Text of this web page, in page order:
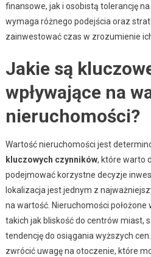
finansowe, jak i osobistą tolerancję
wymaga różnego podejścia oraz
zainwestować czas w zrozumienie
Jakie są
wpływające na
nieruchomości?
Wartość nieruchomości jest
kluczowych czynników, które warto
podejmować korzystne decyzje
lokalizacja jest jednym z
na wartość. Nieruchomości
takich jak bliskość do centrów miast,
tendencję do osiągania wyższych
zwrócić uwagę na otoczenie, które